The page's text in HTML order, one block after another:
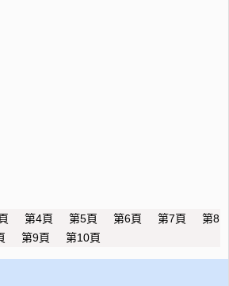
第4頁 第5頁 第6頁 第7頁
第8
第9頁 第10頁